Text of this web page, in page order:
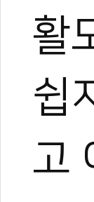
활
쉽
고